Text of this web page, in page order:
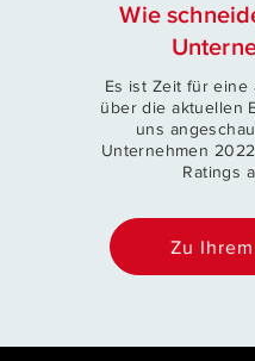
Wie
Es ist Zeit für eine
über die aktuellen
uns
Unternehmen
Ratings
Zu